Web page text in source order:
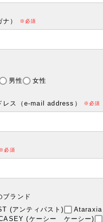
ナ）
(必須)
男性 女性
レス（e-mail address）
(必須)
須)
ブランド
(アンティパスト)
Ataraxia
(ケーシー ケーシー)